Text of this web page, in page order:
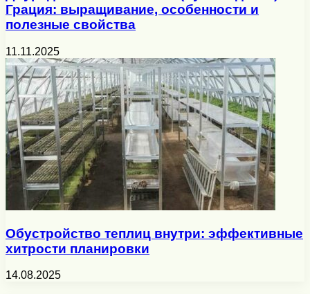
Грация: выращивание, особенности и
полезные свойства
11.11.2025
Обустройство теплиц внутри: эффективные
хитрости планировки
14.08.2025